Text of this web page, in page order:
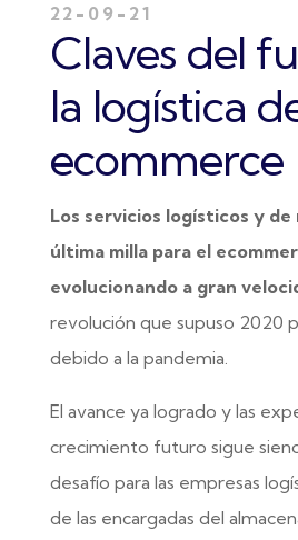
22-09-21
Claves del
la logística
ecommerce
Los servicios logísticos y
última milla para el
evolucionando a gran
revolución que supuso 2020
debido a la pandemia.
El avance ya logrado y las
crecimiento futuro sigue
desafío para las empresas
de las encargadas del